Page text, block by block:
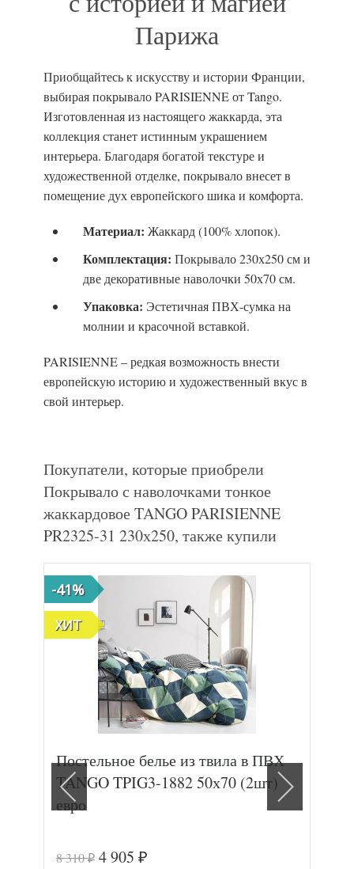
Парижа
Приобщайтесь к искусству и истории Франции,
выбирая покрывало PARISIENNE от Tango.
Изготовленная из настоящего жаккарда, эта
коллекция станет истинным украшением
интерьера. Благодаря богатой текстуре и
художественной отделке, покрывало внесет в
помещение дух европейского шика и комфорта.
Материал: Жаккард (100% хлопок).
Комплектация: Покрывало 230х250 см и
две декоративные наволочки 50х70 см.
Упаковка: Эстетичная ПВХ-сумка на
молнии и красочной вставкой.
PARISIENNE – редкая возможность внести
европейскую историю и художественный вкус в
свой интерьер.
Покупатели, которые приобрели
Покрывало с наволочками тонкое
жаккардовое TANGO PARISIENNE
PR2325-31 230х250, также купили
-41%
ХИТ
Постельное белье из твила в ПВХ
TANGO TPIG3-1882 50х70 (2шт)
евро
8 310₽ 4 905 ₽